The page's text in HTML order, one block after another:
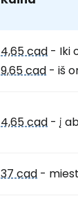
4,65 cad - Iki
9,65 cad - iš
4,65 cad - į
37 cad -